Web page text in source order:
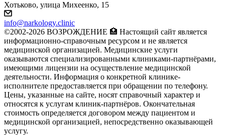
Хотьково, улица Михеенко, 15
info@narkology.clinic
©2002-2026 ВОЗРОЖДЕНИЕ 🏥 Настоящий сайт является
информационно-справочным ресурсом и не является
медицинской организацией. Медицинские услуги
оказываются специализированными клиниками-партнёрами,
имеющими лицензии на осуществление медицинской
деятельности. Информация о конкретной клинике-
исполнителе предоставляется при обращении по телефону.
Цены, указанные на сайте, носят справочный характер и
относятся к услугам клиник-партнёров. Окончательная
стоимость определяется договором между пациентом и
медицинской организацией, непосредственно оказывающей
услугу.